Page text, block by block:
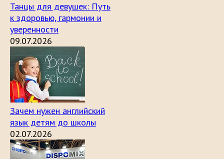
Танцы для девушек: Путь
к здоровью, гармонии и
уверенности
09.07.2026
Зачем нужен английский
язык детям до школы
02.07.2026